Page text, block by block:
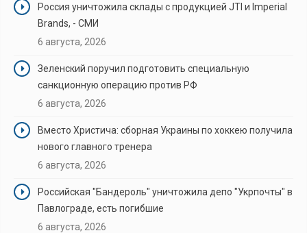
Россия уничтожила склады с продукцией JTI и Imperial
Brands, - СМИ
6 августа, 2026
Зеленский поручил подготовить специальную
санкционную операцию против РФ
6 августа, 2026
Вместо Христича: сборная Украины по хоккею получила
нового главного тренера
6 августа, 2026
Российская "Бандероль" уничтожила депо "Укрпочты" в
Павлограде, есть погибшие
6 августа, 2026